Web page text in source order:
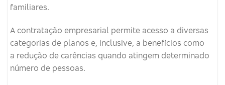
familiares.
A contratação empresarial permite acesso a diversas
categorias de planos e, inclusive, a benefícios como
a redução de carências quando atingem determinado
número de pessoas.